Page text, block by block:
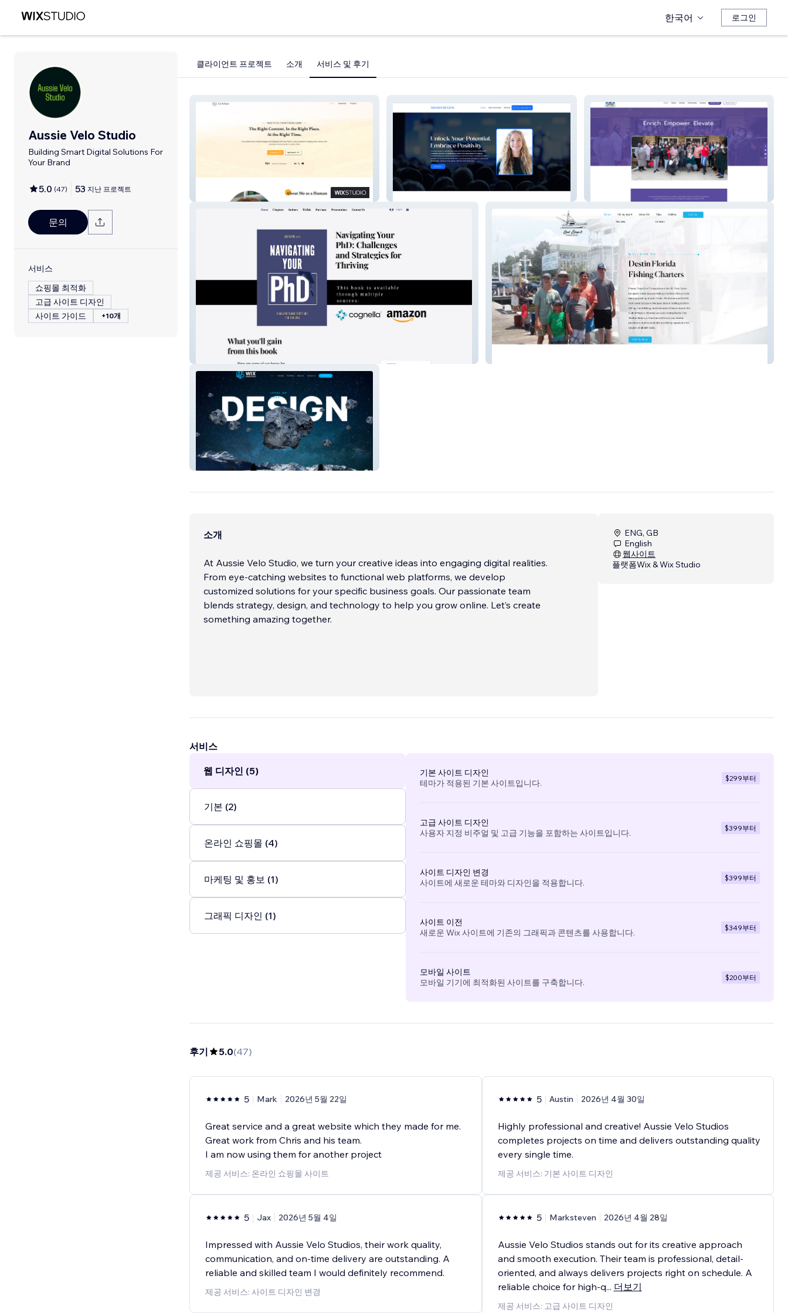
한국어 로그인
Aussie Velo Studio
Building Smart Digital Solutions For
Your Brand
5.0 (47) 53 지난 프로젝트
문의
서비스
쇼핑몰 최적화
고급 사이트 디자인
사이트 가이드
+10개
클라이언트 프로젝트 소개 서비스 및 후기
Liz Schaus A. Benton
NavigatingYourPhD
Wixwebstudios
소개
At Aussie Velo Studio, we turn your creative ideas into engaging digital realities.
From eye-catching websites to functional web platforms, we develop
customized solutions for your specific business goals. Our passionate team
blends strategy, design, and technology to help you grow online. Let’s create
something amazing together.
ENG, GB
English
웹사이트
플랫폼Wix & Wix Studio
서비스
웹 디자인 (5)
기본 (2)
온라인 쇼핑몰 (4)
마케팅 및 홍보 (1)
그래픽 디자인 (1)
기본 사이트 디자인
테마가 적용된 기본 사이트입니다.
$299부터
고급 사이트 디자인
사용자 지정 비주얼 및 고급 기능을 포함하는 사이트입니다.
$399부터
사이트 디자인 변경
사이트에 새로운 테마와 디자인을 적용합니다.
$399부터
사이트 이전
새로운 Wix 사이트에 기존의 그래픽과 콘텐츠를 사용합니다.
$349부터
모바일 사이트
모바일 기기에 최적화된 사이트를 구축합니다.
$200부터
후기 5.0(47)
5 Mark 2026년 5월 22일
Great service and a great website which they made for me.
Great work from Chris and his team.
I am now using them for another project
제공 서비스: 온라인 쇼핑몰 사이트
5 Jax 2026년 5월 4일
Impressed with Aussie Velo Studios, their work quality,
communication, and on-time delivery are outstanding. A
reliable and skilled team I would definitely recommend.
제공 서비스: 사이트 디자인 변경
5 Austin 2026년 4월 30일
Highly professional and creative! Aussie Velo Studios
completes projects on time and delivers outstanding quality
every single time.
제공 서비스: 기본 사이트 디자인
5 Marksteven 2026년 4월 28일
Aussie Velo Studios stands out for its creative approach
and smooth execution. Their team is professional, detail-
oriented, and always delivers projects right on schedule. A
reliable choice for high-q... 더보기
제공 서비스: 고급 사이트 디자인